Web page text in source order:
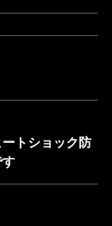
ートショック防
す